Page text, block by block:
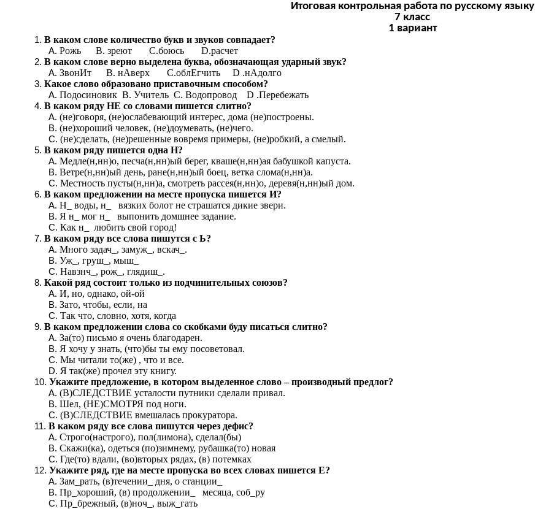
Итоговая контрольная работа по русскому языку
7 класс
1 вариант
В каком слове количество букв и звуков совпадает?
Рожь B. зреют C.боюсь D.расчет
В каком слове верно выделена буква, обозначающая ударный звук?
ЗвонИт B. нАверх C.облЕгчить D .нАдолго
Какое слово образовано приставочным способом?
Подосиновик В. Учитель С. Водопровод D .Перебежать
В каком ряду НЕ со словами пишется слитно?
(не)говоря, (не)ослабевающий интерес, дома (не)построены.
(не)хороший человек, (не)доумевать, (не)чего.
(не)сделать, (не)решенные вовремя примеры, (не)робкий, а смелый.
В каком ряду пишется одна Н?
Медле(н,нн)о, песча(н,нн)ый берег, кваше(н,нн)ая бабушкой капуста.
Ветре(н,нн)ый день, ране(н,нн)ый боец, ветка слома(н,нн)а.
Местность пусты(н,нн)а, смотреть рассея(н,нн)о, деревя(н,нн)ый дом.
В каком предложении на месте пропуска пишется И?
Н_ воды, н_ вязких болот не страшатся дикие звери.
Я н_ мог н_ выпонить домшнее задание.
Как н_ любить свой город!
В каком ряду все слова пишутся с Ь?
Много задач_, замуж_, вскач_.
Уж_, груш_, мыш_
Навзнч_, рож_, глядиш_.
Какой ряд состоит только из подчинительных союзов?
И, но, однако, ой-ой
Зато, чтобы, если, на
Так что, словно, хотя, когда
В каком предложении слова со скобками буду писаться слитно?
За(то) письмо я очень благодарен.
Я хочу у знать, (что)бы ты ему посоветовал.
Мы читали то(же) , что и все.
Я так(же) прочел эту книгу.
Укажите предложение, в котором выделенное слово – производный предлог?
(В)СЛЕДСТВИЕ усталости путники сделали привал.
Шел, (НЕ)СМОТРЯ под ноги.
(В)СЛЕДСТВИЕ вмешалась прокуратора.
В каком ряду все слова пишутся через дефис?
Строго(настрого), пол(лимона), сделал(бы)
Скажи(ка), одеться (по)зимнему, рубашка(то) новая
Где(то) вдали, (во)вторых рядах, (в) потемках
Укажите ряд, где на месте пропуска во всех словах пишется Е?
Зам_рать, (в)течении_ дня, о станции_
Пр_хороший, (в) продолжении_ месяца, соб_ру
Пр_брежный, (в)ноч_, выж_гать